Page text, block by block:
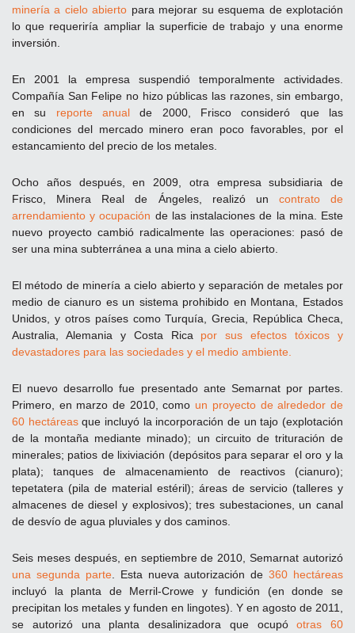
minería a cielo abierto para mejorar su esquema de explotación
lo que requeriría ampliar la superficie de trabajo y una enorme
inversión.
En 2001 la empresa suspendió temporalmente actividades.
Compañía San Felipe no hizo públicas las razones, sin embargo,
en su reporte anualde 2000, Frisco consideró que las
condiciones del mercado minero eran poco favorables, por el
estancamiento del precio de los metales.
Ocho años después, en 2009, otra empresa subsidiaria de
Frisco, Minera Real de Ángeles, realizó un contrato de
arrendamiento y ocupación de las instalaciones de la mina. Este
nuevo proyecto cambió radicalmente las operaciones: pasó de
ser una mina subterránea a una mina a cielo abierto.
El método de minería a cielo abierto y separación de metales por
medio de cianuro es un sistema prohibido en Montana, Estados
Unidos, y otros países como Turquía, Grecia, República Checa,
Australia, Alemania y Costa Rica por sus efectos tóxicos y
devastadores para las sociedades y el medio ambiente.
El nuevo desarrollo fue presentado ante Semarnat por partes.
Primero, en marzo de 2010, como un proyecto de alrededor de
60 hectáreasque incluyó la incorporación de un tajo (explotación
de la montaña mediante minado); un circuito de trituración de
minerales; patios de lixiviación (depósitos para separar el oro y la
plata); tanques de almacenamiento de reactivos (cianuro);
tepetatera (pila de material estéril); áreas de servicio (talleres y
almacenes de diesel y explosivos); tres subestaciones, un canal
de desvío de agua pluviales y dos caminos.
Seis meses después, en septiembre de 2010, Semarnat autorizó
una segunda parte. Esta nueva autorización de360 hectáreas
incluyó la planta de Merril-Crowe y fundición (en donde se
precipitan los metales y funden en lingotes). Y en agosto de 2011,
se autorizó una planta desalinizadora que ocupóotras 60